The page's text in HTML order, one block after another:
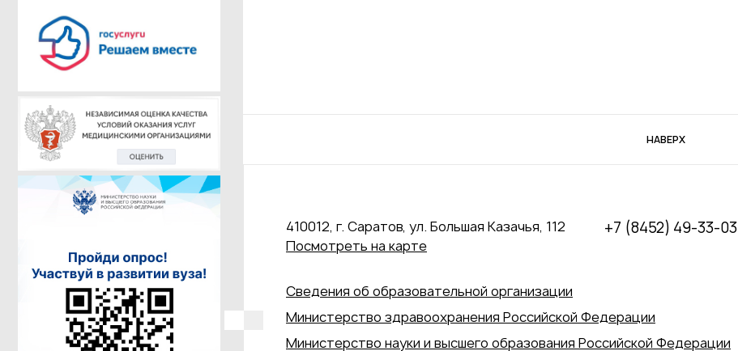
НАВЕРХ
410012, г. Саратов, ул. Большая Казачья, 112
Посмотреть на карте
+7 (8452) 49-33-03
Сведения об образовательной организации
Министерство здравоохранения Российской Федерации
Министерство науки и высшего образования Российской Федерации